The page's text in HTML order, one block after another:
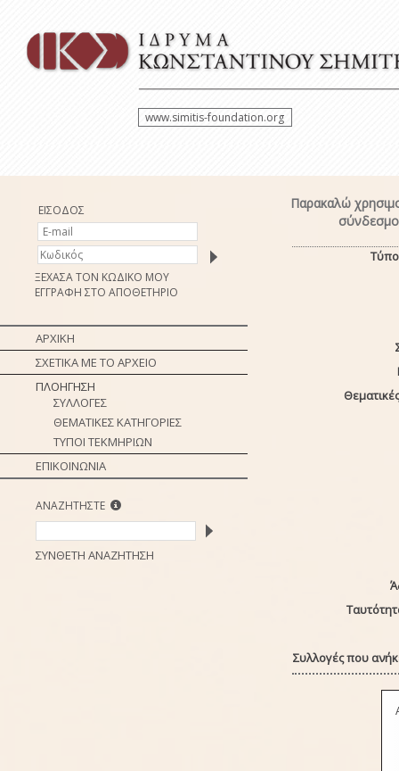
www.simitis-foundation.org
ΕΙΣΟΔΟΣ
ΞΕΧΑΣΑ ΤΟΝ ΚΩΔΙΚΟ ΜΟΥ
ΕΓΓΡΑΦΗ ΣΤΟ ΑΠΟΘΕΤΗΡΙΟ
ΑΡΧΙΚΗ
ΣΧΕΤΙΚΑ ΜΕ ΤΟ ΑΡΧΕΙΟ
ΠΛΟΗΓΗΣΗ
ΣΥΛΛΟΓΕΣ
ΘΕΜΑΤΙΚΕΣ ΚΑΤΗΓΟΡΙΕΣ
ΤΥΠΟΙ ΤΕΚΜΗΡΙΩΝ
ΕΠΙΚΟΙΝΩΝΙΑ
ΑΝΑΖΗΤΗΣΤΕ
ΣΥΝΘΕΤΗ ΑΝΑΖΗΤΗΣΗ
Παρακαλώ
Συλλογές που